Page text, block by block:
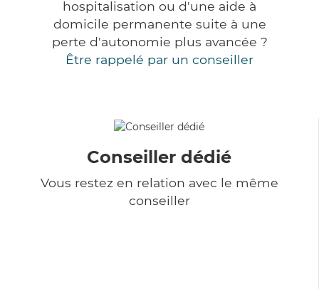
hospitalisation ou d'une aide à
domicile permanente suite à une
perte d'autonomie plus avancée ?
Être rappelé par un conseiller
Conseiller dédié
Vous restez en relation avec le même
conseiller